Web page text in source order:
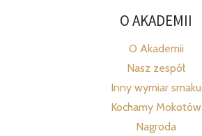
O AKADEMII
O Akademii
Nasz zespół
Inny wymiar smaku
Kochamy Mokotów
Nagroda